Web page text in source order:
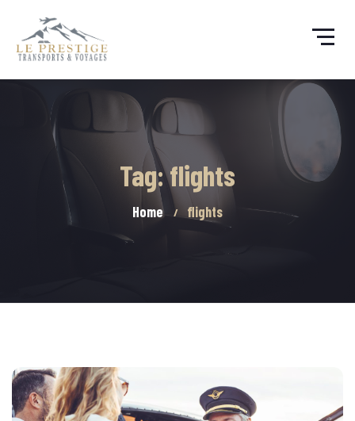
Tag: flights
Home flights